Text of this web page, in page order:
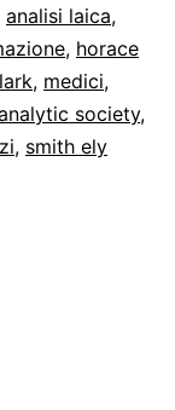
analisi laica,
, horace
, medici,
society,
, smith ely